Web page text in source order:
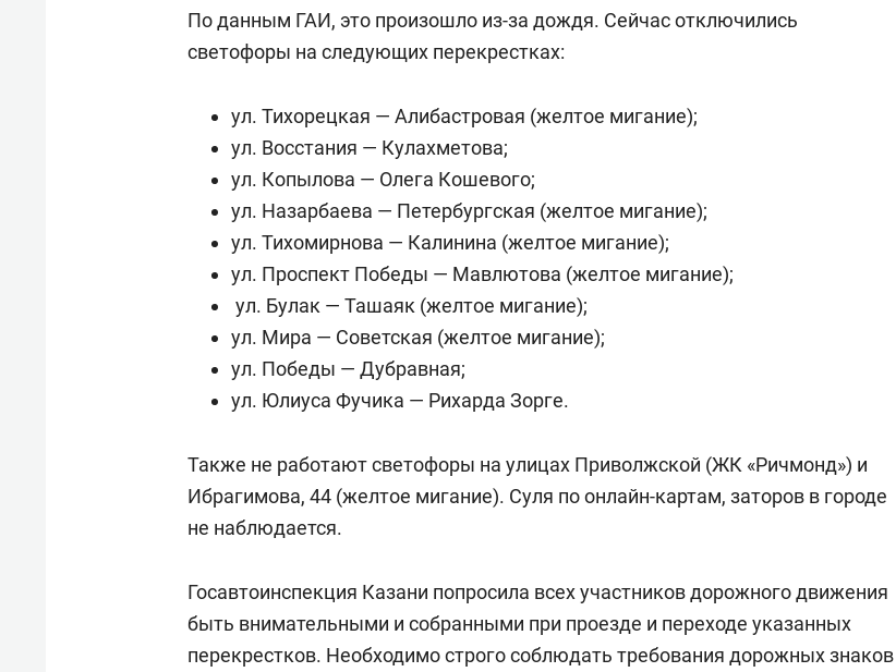
По данным ГАИ, это произошло из-за дождя. Сейчас отключились
светофоры на следующих перекрестках:
ул. Тихорецкая — Алибастровая (желтое мигание);
ул. Восстания — Кулахметова;
ул. Копылова — Олега Кошевого;
ул. Назарбаева — Петербургская (желтое мигание);
ул. Тихомирнова — Калинина (желтое мигание);
ул. Проспект Победы — Мавлютова (желтое мигание);
⁠ ул. Булак — Ташаяк (желтое мигание);
ул. Мира — Советская (желтое мигание);
ул. Победы — Дубравная;
ул. Юлиуса Фучика — Рихарда Зорге.
Также не работают светофоры на улицах Приволжской (ЖК «Ричмонд») и
Ибрагимова, 44 (желтое мигание). Суля по онлайн-картам, заторов в городе
не наблюдается.
Госавтоинспекция Казани попросила всех участников дорожного движения
быть внимательными и собранными при проезде и переходе указанных
перекрестков. Необходимо строго соблюдать требования дорожных знаков